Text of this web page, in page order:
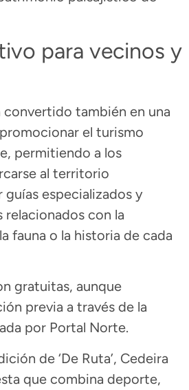
para vecinos y
convertido también en una
el turismo
permitiendo a los
al territorio
guías especializados y
con la
fauna o la historia de cada
gratuitas, aunque
previa a través de la
por Portal Norte.
de ‘De Ruta’, Cedeira
que combina deporte,